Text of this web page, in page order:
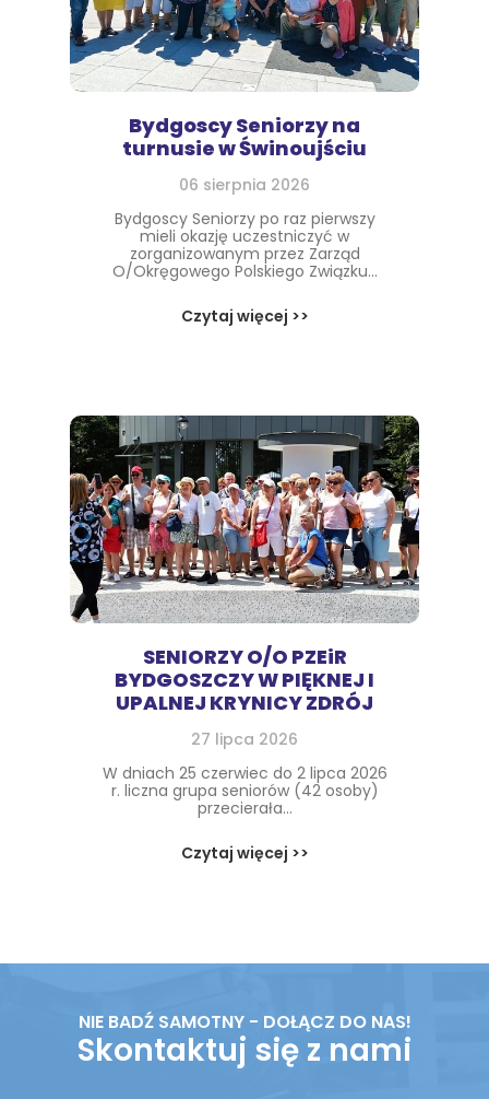
Bydgoscy Seniorzy na
turnusie w Świnoujściu
06 sierpnia 2026
Bydgoscy Seniorzy po raz pierwszy
mieli okazję uczestniczyć w
zorganizowanym przez Zarząd
O/Okręgowego Polskiego Związku...
Czytaj więcej >>
SENIORZY O/O PZEiR
BYDGOSZCZY W PIĘKNEJ I
UPALNEJ KRYNICY ZDRÓJ
27 lipca 2026
W dniach 25 czerwiec do 2 lipca 2026
r. liczna grupa seniorów (42 osoby)
przecierała...
Czytaj więcej >>
NIE BADŹ SAMOTNY - DOŁĄCZ DO NAS!
Skontaktuj się z nami